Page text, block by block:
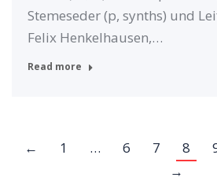
Stemeseder (p, synths) und
Felix Henkelhausen,…
Read more
← 1 … 6 7 8
→